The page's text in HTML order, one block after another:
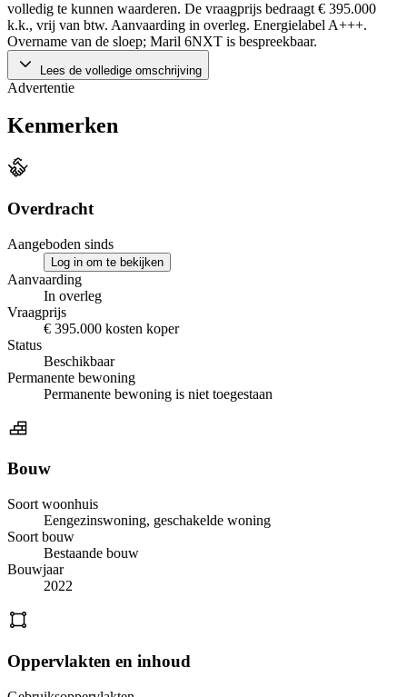
volledig te kunnen waarderen. De vraagprijs bedraagt € 395.000
k.k., vrij van btw. Aanvaarding in overleg. Energielabel A+++.
Overname van de sloep; Maril 6NXT is bespreekbaar.
Lees de volledige omschrijving
Advertentie
Kenmerken
Overdracht
Aangeboden sinds
Log in om te bekijken
Aanvaarding
In overleg
Vraagprijs
€ 395.000 kosten koper
Status
Beschikbaar
Permanente bewoning
Permanente bewoning is niet toegestaan
Bouw
Soort woonhuis
Eengezinswoning, geschakelde woning
Soort bouw
Bestaande bouw
Bouwjaar
2022
Oppervlakten en inhoud